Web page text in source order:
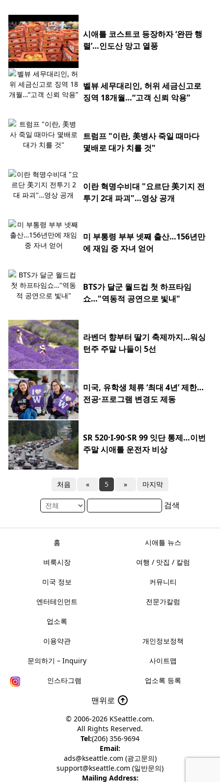
시애틀 코스트코 등장하자 ‘완판 행
렬’…인도산 망고 열풍
벨뷰 세무대리인, 허위 세금신고로
징역 18개월…“고객 신뢰 악용”
트럼프 "이란, 美병사 죽일 때마다
몇배로 대가 치를 것"
이란 혁명수비대 "요르단 美기지 전
투기 2대 파괴"…영상 공개
미 부통령 부부 넷째 출산…156년만
에 재임 중 자녀 얻어
BTS가 달군 월드컵 첫 하프타임
쇼…"역동적 공연으로 빛내"
라벤더 향부터 딸기 축제까지…워싱
턴주 주말 나들이 5선
미국, 유학생 체류 ‘최대 4년’ 제한…
전공·프로그램 변경도 제동
SR 520·I-90·SR 99 잇단 통제…이번
주말 시애틀 운전자 비상
처음 « 5 » 마지막
검색
홈 시애틀 뉴스
벼룩시장 여행 / 맛집 / 칼럼
미국 정보 커뮤니티
엔터테인먼트 전문가칼럼
업소록
이용약관 개인정보정책
문의하기 – Inquiry 사이트맵
인스타그램 업소록 등록
맨위로
© 2006-2026 KSeattle.com.
All Rights Reserved.
Tel:(206) 356-9694
Email:
ads@kseattle.com (광고문의)
support@kseattle.com (일반문의)
Mailing Address: